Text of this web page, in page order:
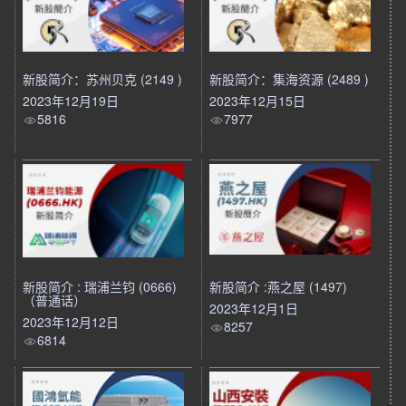
新股简介：苏州贝克 (2149 )
2023年12月19日
5816
新股简介：集海资源 (2489 )
2023年12月15日
7977
新股简介 : 瑞浦兰钧 (0666)
（普通话）
2023年12月12日
6814
新股简介 :燕之屋 (1497)
2023年12月1日
8257